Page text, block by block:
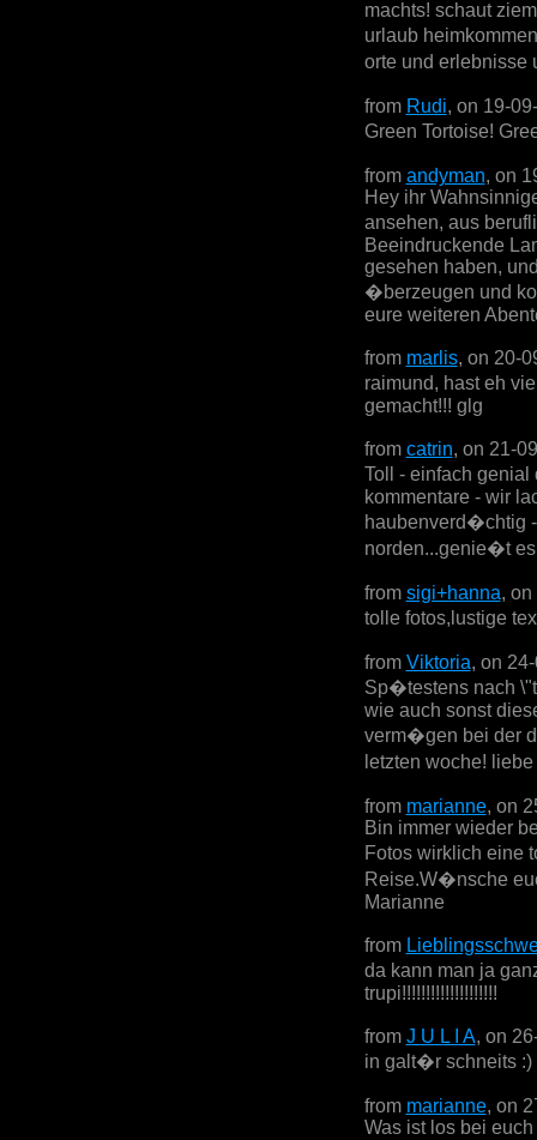
machts! schaut
urlaub
orte und
from Rudi, on 19-
Green Tortoise!
from andyman, on
Hey ihr
ansehen, aus
Beeindruckende
gesehen haben,
�berzeugen und
eure weiteren
from marlis, on 20-
raimund, hast eh
gemacht!!! glg
from catrin, on 21-
Toll - einfach
kommentare - wir
haubenverd�chtig
norden...genie�t
from sigi+hanna,
tolle fotos,lustige
from Viktoria, on
Sp�testens nach
wie auch sonst
verm�gen bei der
letzten woche!
from marianne, on
Bin immer wieder
Fotos wirklich eine
Reise.W�nsche
Marianne
from
da kann man ja
trupi!!!!!!!!!!!!!!!!!!!!
from J U L I A, on
in galt�r schneits :)
from marianne, on
Was ist los bei